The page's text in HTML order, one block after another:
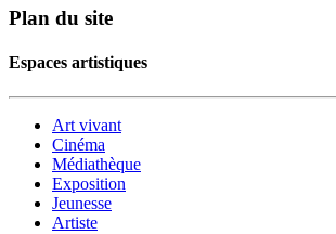
Plan du site
Espaces artistiques
Art vivant
Cinéma
Médiathèque
Exposition
Jeunesse
Artiste